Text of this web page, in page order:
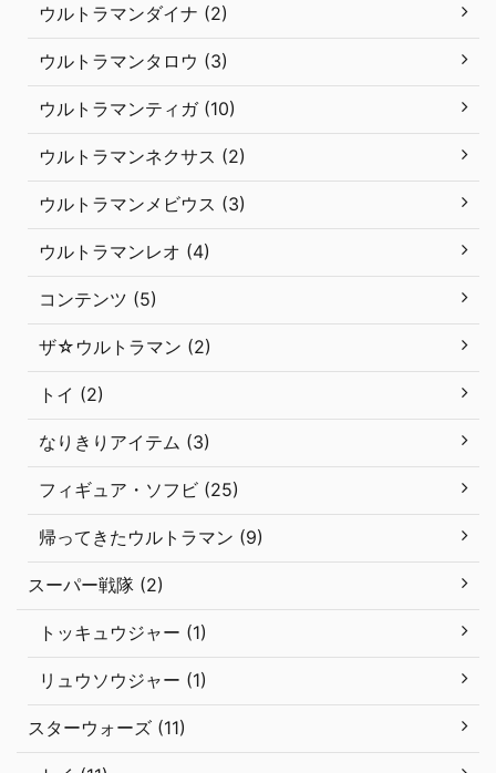
ウルトラマンダイナ (2)
ウルトラマンタロウ (3)
ウルトラマンティガ (10)
ウルトラマンネクサス (2)
ウルトラマンメビウス (3)
ウルトラマンレオ (4)
コンテンツ (5)
ザ☆ウルトラマン (2)
トイ (2)
なりきりアイテム (3)
フィギュア・ソフビ (25)
帰ってきたウルトラマン (9)
スーパー戦隊 (2)
トッキュウジャー (1)
リュウソウジャー (1)
スターウォーズ (11)